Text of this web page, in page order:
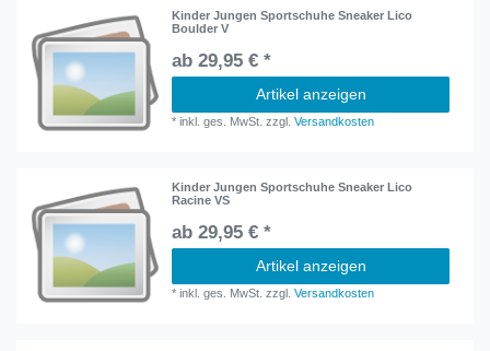
Kinder Jungen Sportschuhe Sneaker Lico
Boulder V
ab 29,95 € *
Artikel anzeigen
*inkl. ges. MwSt. zzgl.Versandkosten
Kinder Jungen Sportschuhe Sneaker Lico
Racine VS
ab 29,95 € *
Artikel anzeigen
*inkl. ges. MwSt. zzgl.Versandkosten